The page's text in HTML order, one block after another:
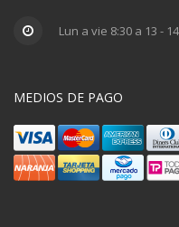
Lun a vie 8:30 a 13 -
MEDIOS DE PAGO